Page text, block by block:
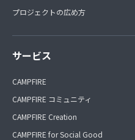
プロジェクトの広め方
サービス
CAMPFIRE
CAMPFIRE コミュニティ
CAMPFIRE Creation
CAMPFIRE for Social Good